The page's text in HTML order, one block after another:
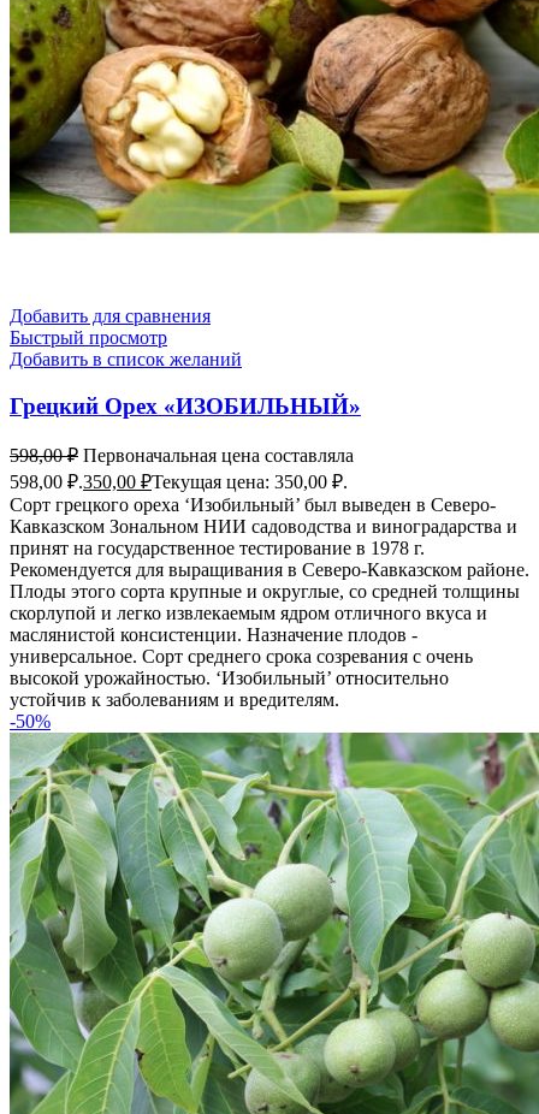
Добавить для сравнения
Быстрый просмотр
Добавить в список желаний
Грецкий Орех «ИЗОБИЛЬНЫЙ»
598,00₽ Первоначальная цена составляла
598,00 ₽.350,00 ₽Текущая цена: 350,00 ₽.
Сорт грецкого ореха ‘Изобильный’ был выведен в Северо-
Кавказском Зональном НИИ садоводства и виноградарства и
принят на государственное тестирование в 1978 г.
Рекомендуется для выращивания в Северо-Кавказском районе.
Плоды этого сорта крупные и округлые, со средней толщины
скорлупой и легко извлекаемым ядром отличного вкуса и
маслянистой консистенции. Назначение плодов -
универсальное. Сорт среднего срока созревания с очень
высокой урожайностью. ‘Изобильный’ относительно
устойчив к заболеваниям и вредителям.
-50%